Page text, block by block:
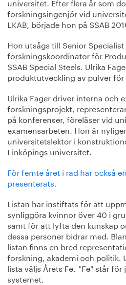
forskningsingenjör vid
LKAB, började hon på SSAB
Hon utsågs till Senior
forskningskoordinator för
SSAB Special Steels. Ulrika
produktutveckling av pulver
Ulrika Fager driver interna och
forskningsprojekt,
på konferenser, föreläser vid
examensarbeten. Hon är
universitetslektor i
Linköpings universitet.
För femte året i rad har också
presenterats.
Listan har instiftats för att
synliggöra kvinnor över 40 i
samt för att lyfta den kunskap
dessa personer bidrar med.
listan finns en bred
forskning, akademi och politik.
lista väljs Årets Fe. "Fe" står
systemet.